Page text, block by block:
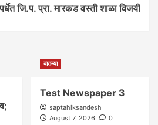
जि.प. प्रा. मारकड वस्ती शाळा विजयी
बातम्या
Test Newspaper 3
saptahiksandesh
August 7, 2026
0